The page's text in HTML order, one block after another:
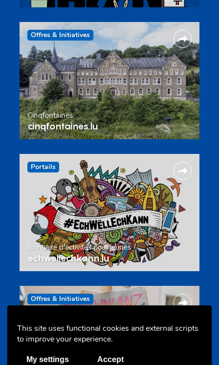
This site uses functional cookies and external scripts
to improve your experience.
My settings Accept
Offres & Initiatives
Cinqfontaines
cinqfontaines.lu
Portails
Annuaire d’activités pour jeunes
echwellechkann.lu
Offres & Initiatives